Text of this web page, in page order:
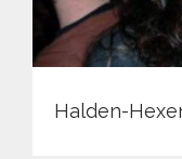
Halden-